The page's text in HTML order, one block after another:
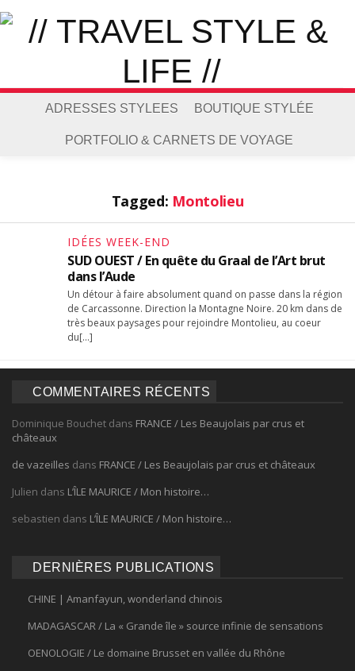
ADRESSES STYLEES BOUTIQUE STYLÉE
PORTFOLIO & CARNETS DE VOYAGE
Tagged: Montolieu
IDÉES WEEK-END
SUD OUEST / En quête du Graal de l’Art brut
dans l’Aude
Un détour à faire absolument quand on passe dans la région
de Carcassonne. Direction la Montagne Noire. 20 km dans de
très beaux paysages pour rejoindre Montolieu, au coeur
du[…]
COMMENTAIRES RÉCENTS
Dominique Bouchet dans FRANCE / Les Beaujolais par crus et
châteaux
de vazeilles dans FRANCE / Les Beaujolais par crus et châteaux
Julien dans L’ÎLE MAURICE / Mon histoire…
sebastien dans L’ÎLE MAURICE / Mon histoire…
DERNIÈRES PUBLICATIONS
CHINE | Amanfayun, wonderland chinois
MADAGASCAR / La « Grande île » source infinie de sensations
OENOLOGIE / Le domaine Brusset en vallée du Rhône